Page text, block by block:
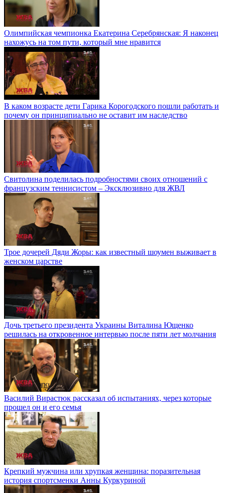
Олимпийская чемпионка Екатерина Серебрянская: Я наконец
нахожусь на том пути, который мне нравится
В каком возрасте дети Гарика Корогодского пошли работать и
почему он принципиально не оставит им наследство
Свитолина поделилась подробностями своих отношений с
французским теннисистом – Эксклюзивно для ЖВЛ
Трое дочерей Дяди Жоры: как известный шоумен выживает в
женском царстве
Дочь третьего президента Украины Виталина Ющенко
решилась на откровенное интервью после пяти лет молчания
Василий Вирастюк рассказал об испытаниях, через которые
прошел он и его семья
Крепкий мужчина или хрупкая женщина: поразительная
история спортсменки Анны Куркуриной